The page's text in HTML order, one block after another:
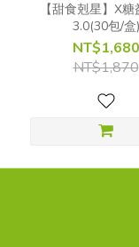
【甜食剋星】X
3.0(30包/盒)
NT$1,680
NT$1,870